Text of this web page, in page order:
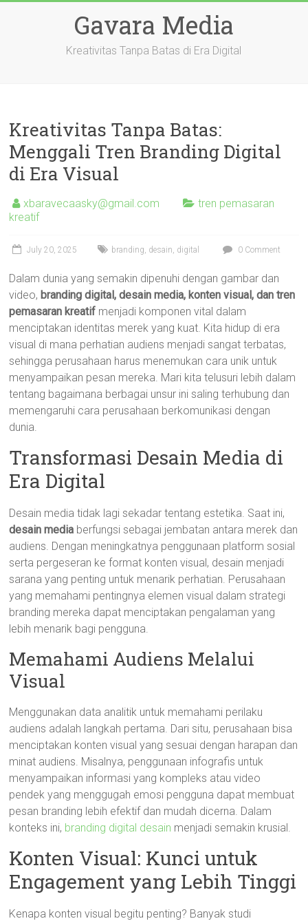
Gavara Media
Kreativitas Tanpa Batas di Era Digital
Kreativitas Tanpa Batas:
Menggali Tren Branding Digital
di Era Visual
xbaravecaasky@gmail.com
tren pemasaran
kreatif
July 20, 2025 branding, desain, digital 0 Comment
Dalam dunia yang semakin dipenuhi dengan gambar dan
video, branding digital, desain media, konten visual, dan tren
pemasaran kreatif menjadi komponen vital dalam
menciptakan identitas merek yang kuat. Kita hidup di era
visual di mana perhatian audiens menjadi sangat terbatas,
sehingga perusahaan harus menemukan cara unik untuk
menyampaikan pesan mereka. Mari kita telusuri lebih dalam
tentang bagaimana berbagai unsur ini saling terhubung dan
memengaruhi cara perusahaan berkomunikasi dengan
dunia.
Transformasi Desain Media di
Era Digital
Desain media tidak lagi sekadar tentang estetika. Saat ini,
desain media berfungsi sebagai jembatan antara merek dan
audiens. Dengan meningkatnya penggunaan platform sosial
serta pergeseran ke format konten visual, desain menjadi
sarana yang penting untuk menarik perhatian. Perusahaan
yang memahami pentingnya elemen visual dalam strategi
branding mereka dapat menciptakan pengalaman yang
lebih menarik bagi pengguna.
Memahami Audiens Melalui
Visual
Menggunakan data analitik untuk memahami perilaku
audiens adalah langkah pertama. Dari situ, perusahaan bisa
menciptakan konten visual yang sesuai dengan harapan dan
minat audiens. Misalnya, penggunaan infografis untuk
menyampaikan informasi yang kompleks atau video
pendek yang menggugah emosi pengguna dapat membuat
pesan branding lebih efektif dan mudah dicerna. Dalam
konteks ini, branding digital desain menjadi semakin krusial.
Konten Visual: Kunci untuk
Engagement yang Lebih Tinggi
Kenapa konten visual begitu penting? Banyak studi